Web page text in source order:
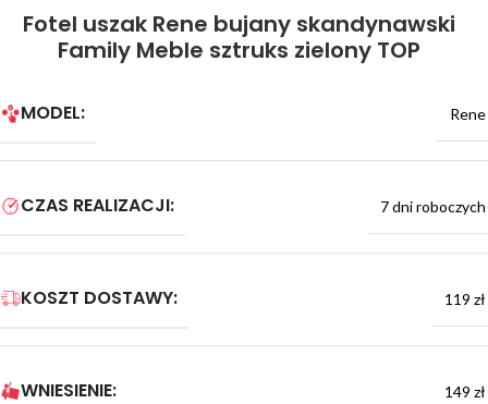
Fotel uszak Rene bujany skandynawski
Family Meble sztruks zielony TOP
MODEL: Rene
CZAS REALIZACJI: 7 dni roboczych
KOSZT DOSTAWY: 119 zł
WNIESIENIE: 149 zł